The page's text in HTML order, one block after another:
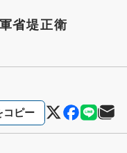
省堤正衛
コピー